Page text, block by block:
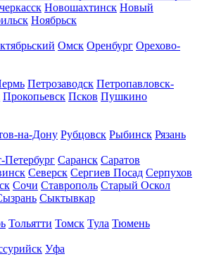
Новошахтинск Новый
Ноябрьск
Омск Оренбург Орехово-
Петрозаводск Петропавловск-
Прокопьевск Псков Пушкино
на-Дону Рубцовск Рыбинск Рязань
Петербург Саранск Саратов
Северск Сергиев Посад Серпухов
Сочи Ставрополь Старый Оскол
Сыктывкар
Тольятти Томск Тула Тюмень
Уфа